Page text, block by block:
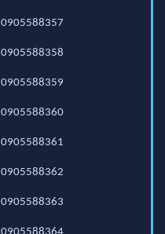
0905588357
0905588358
0905588359
0905588360
0905588361
0905588362
0905588363